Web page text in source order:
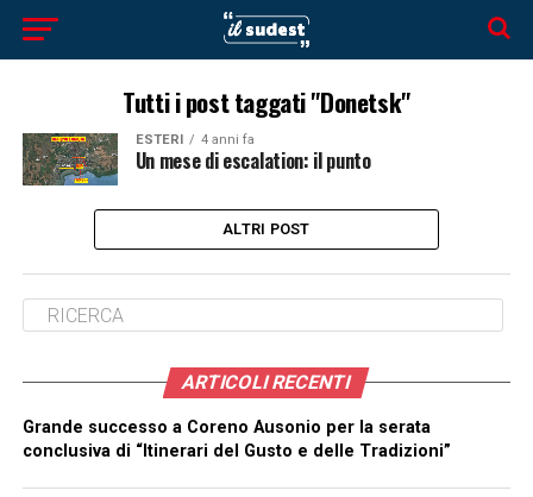
Tutti i post taggati "Donetsk"
ESTERI 4 anni fa
Un mese di escalation: il punto
ALTRI POST
ARTICOLI RECENTI
Grande successo a Coreno Ausonio per la serata
conclusiva di “Itinerari del Gusto e delle Tradizioni”